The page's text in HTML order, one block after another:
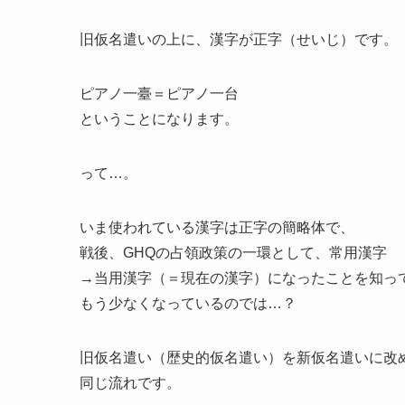
旧仮名遣いの上に、漢字が正字（せいじ）です。
ピアノ一臺＝ピアノ一台
ということになります。
って…。
いま使われている漢字は正字の簡略体で、
戦後、GHQの占領政策の一環として、常用漢字
→当用漢字（＝現在の漢字）になったことを知っ
もう少なくなっているのでは…？
旧仮名遣い（歴史的仮名遣い）を新仮名遣いに改
同じ流れです。